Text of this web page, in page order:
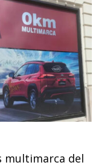
multimarca del